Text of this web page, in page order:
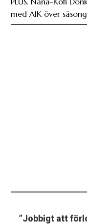
med AIK över
”Jobbigt att